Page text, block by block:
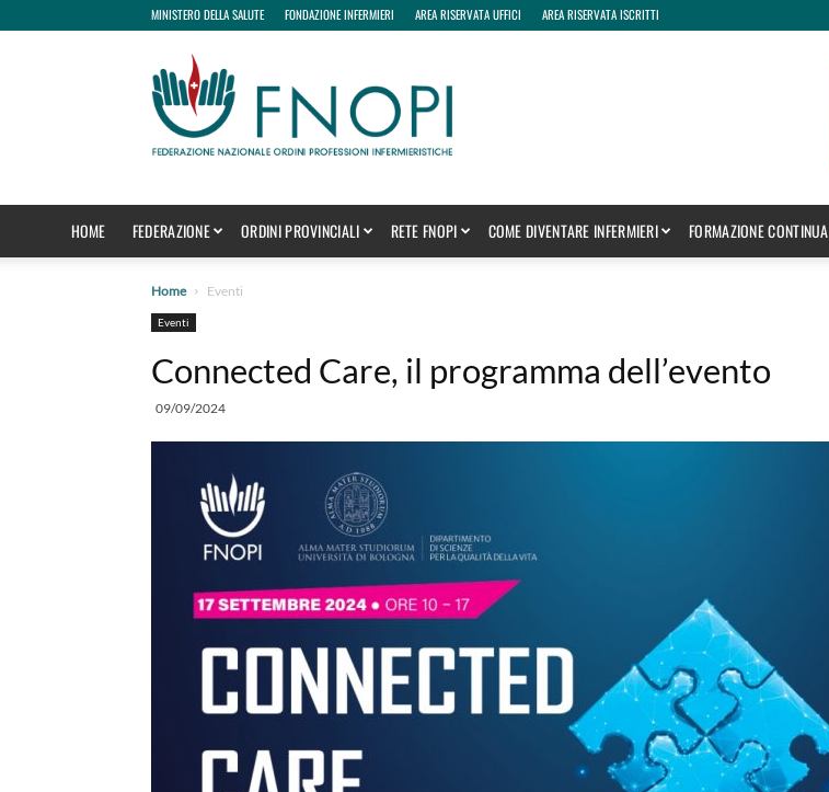
MINISTERO DELLA SALUTE FONDAZIONE INFERMIERI AREA RISERVATA UFFICI AREA RISERVATA ISCRITTI
HOME FEDERAZIONE ORDINI PROVINCIALI RETE FNOPI COME DIVENTARE INFERMIERI FORMAZIONE CONTINUA
Home Eventi
Eventi
Connected Care, il programma dell’evento
09/09/2024